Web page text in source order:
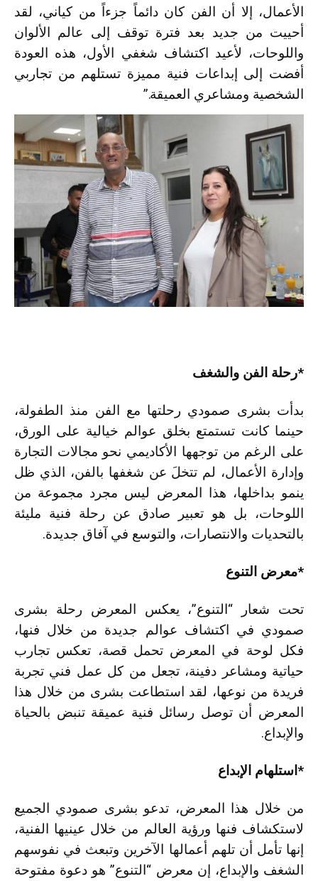
الأعمال، إلا أن الفن كان دائماً جزءاً من كياني، لقد
أحييت من جديد بعد فترة توقف إلى عالم الألوان
واللوحات، لأعيد اكتشاف شغفي الأول، هذه العودة
أفضت إلى إبداعات فنية مميزة تستلهم من تجاربي
الشخصية ومشاعري العميقة.”
*رحلة الفن والشغف
بدأت بشرى صمودي رحلتها مع الفن منذ الطفولة،
حينما كانت تستمتع بخلق عوالم خيالية على الورق،
على الرغم من توجهها الأكاديمي نحو مجالات التجارة
وإدارة الأعمال، لم تتخلَ عن شغفها بالفن، الذي ظل
ينمو بداخلها، هذا المعرض ليس مجرد مجموعة من
اللوحات، بل هو تعبير صادق عن رحلة فنية مليئة
بالتحديات والانتصارات، والتوسع في آفاق جديدة.
*معرض التنوع
تحت شعار “التنوع”، يعكس المعرض رحلة بشرى
صمودي في اكتشاف عوالم جديدة من خلال فنها،
فكل لوحة في المعرض تحمل قصة، تعكس تجارب
حياتية ومشاعر دفينة، تجعل من كل عمل فني تجربة
فريدة من نوعها، لقد استطاعت بشرى من خلال هذا
المعرض أن توصل رسائل فنية عميقة تنبض بالحياة
والإبداع.
*استلهام الإبداع
من خلال هذا المعرض، تدعو بشرى صمودي الجميع
لاستكشاف فنها ورؤية العالم من خلال عينيها الفنية،
إنها تأمل أن تلهم أعمالها الآخرين وتبعث في نفوسهم
الشغف والإبداع، إن معرض “التنوع” هو دعوة مفتوحة